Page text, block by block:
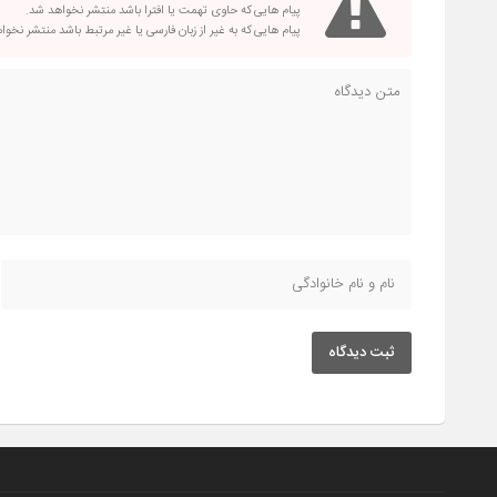
پیام هایی که حاوی تهمت یا افترا باشد منتشر نخواهد شد.
پیام هایی که به غیر از زبان فارسی یا غیر مرتبط باشد منتشر
ثبت دیدگاه